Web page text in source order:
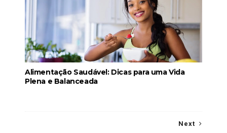
Alimentação Saudável: Dicas para uma Vida
Plena e Balanceada
Next